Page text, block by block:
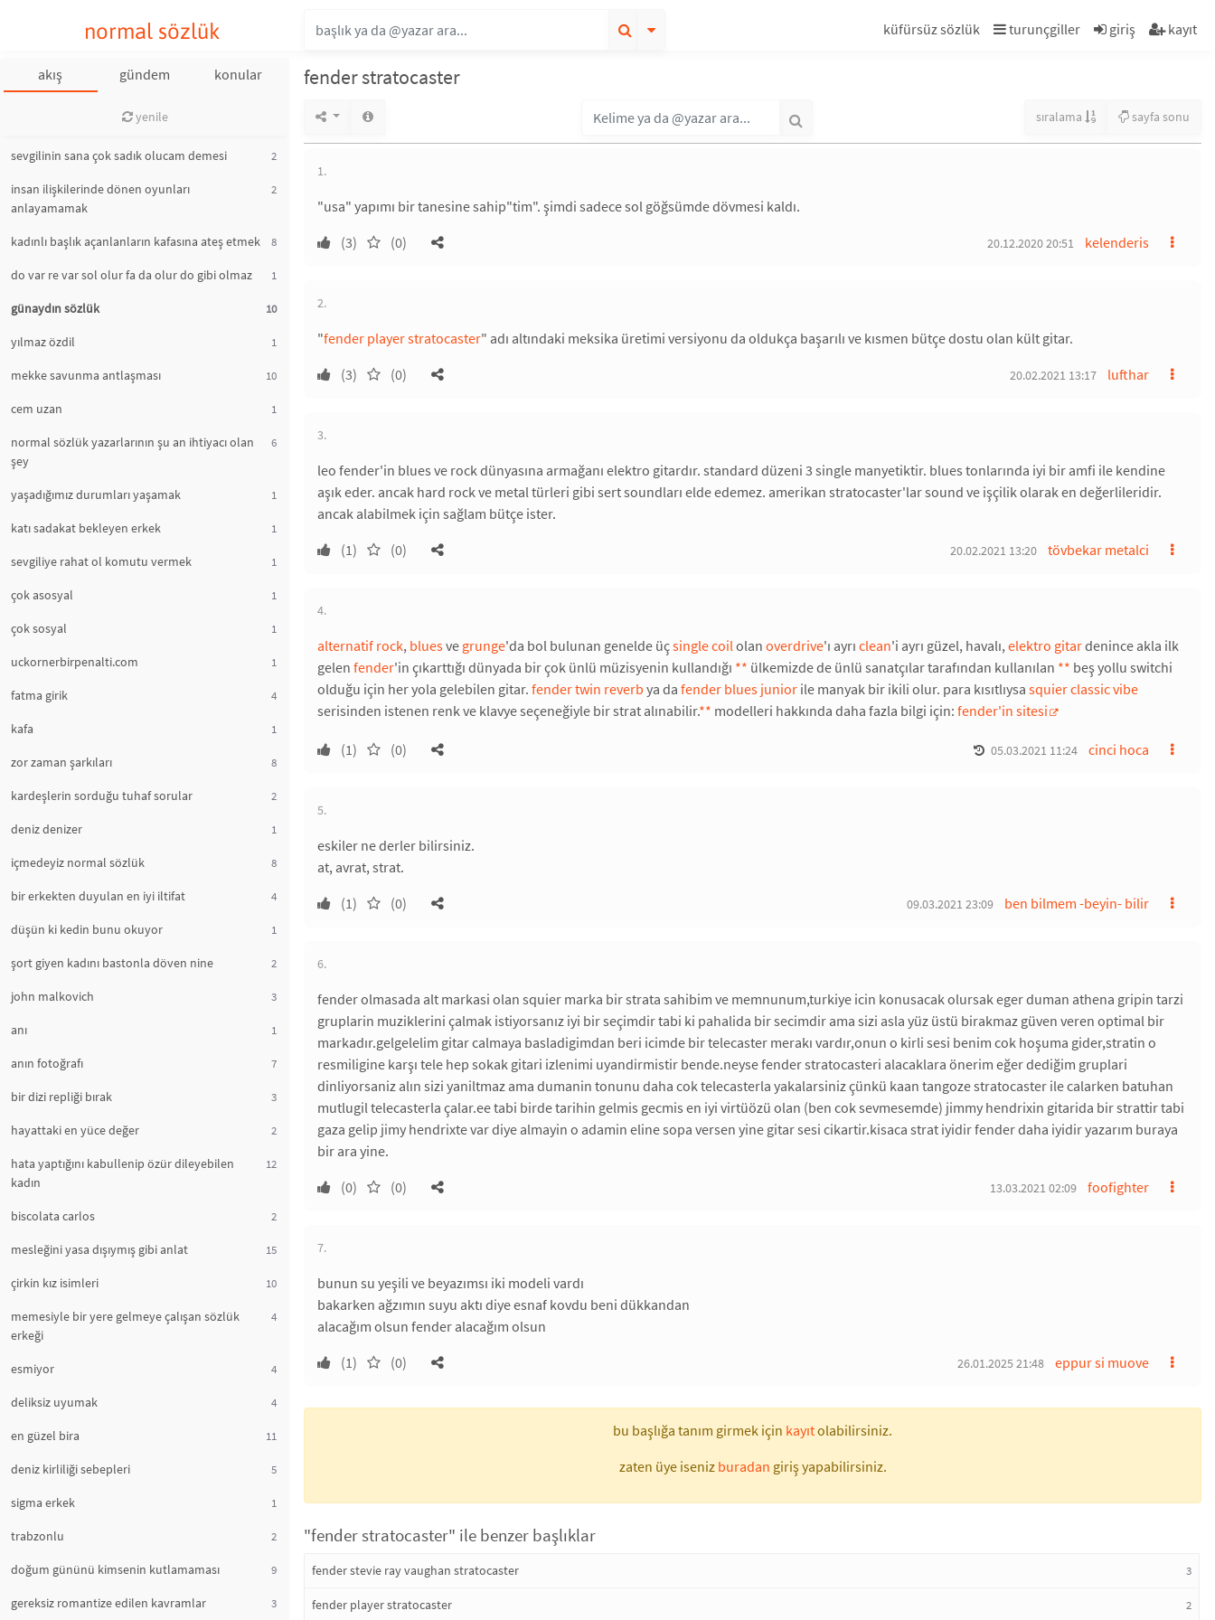
normal sözlük küfürsüz sözlük turunçgiller giriş kayıt
akış gündem konular
yenile
sevgilinin sana çok sadık olucam demesi 2
insan ilişkilerinde dönen oyunları
anlayamamak
2
kadınlı başlık açanlanların kafasına ateş etmek 8
do var re var sol olur fa da olur do gibi olmaz 1
günaydın sözlük 10
yılmaz özdil 1
mekke savunma antlaşması 10
cem uzan 1
normal sözlük yazarlarının şu an ihtiyacı olan
şey
6
yaşadığımız durumları yaşamak 1
katı sadakat bekleyen erkek 1
sevgiliye rahat ol komutu vermek 1
çok asosyal 1
çok sosyal 1
uckornerbirpenalti.com 1
fatma girik 4
kafa 1
zor zaman şarkıları 8
kardeşlerin sorduğu tuhaf sorular 2
deniz denizer 1
içmedeyiz normal sözlük 8
bir erkekten duyulan en iyi iltifat 4
düşün ki kedin bunu okuyor 1
şort giyen kadını bastonla döven nine 2
john malkovich 3
anı 1
anın fotoğrafı 7
bir dizi repliği bırak 3
hayattaki en yüce değer 2
hata yaptığını kabullenip özür dileyebilen
kadın
12
biscolata carlos 2
mesleğini yasa dışıymış gibi anlat 15
çirkin kız isimleri 10
memesiyle bir yere gelmeye çalışan sözlük
erkeği
4
esmiyor 4
deliksiz uyumak 4
en güzel bira 11
deniz kirliliği sebepleri 5
sigma erkek 1
trabzonlu 2
doğum gününü kimsenin kutlamaması 9
gereksiz romantize edilen kavramlar 3
fender stratocaster
sıralama sayfa sonu
1.
"usa" yapımı bir tanesine sahip"tim". şimdi sadece sol göğsümde dövmesi kaldı.
(3)
(0) kelenderis
20.12.2020 20:51
2.
"fender player stratocaster" adı altındaki meksika üretimi versiyonu da oldukça başarılı ve kısmen bütçe dostu olan kült gitar.
(3)
(0) lufthar
20.02.2021 13:17
3.
leo fender'in blues ve rock dünyasına armağanı elektro gitardır. standard düzeni 3 single manyetiktir. blues tonlarında iyi bir amfi ile kendine
aşık eder. ancak hard rock ve metal türleri gibi sert soundları elde edemez. amerikan stratocaster'lar sound ve işçilik olarak en değerlileridir.
ancak alabilmek için sağlam bütçe ister.
(1)
(0) tövbekar metalci
20.02.2021 13:20
4.
alternatif rock, bluesve grunge'da bol bulunan genelde üçsingle coilolan overdrive'ı ayrı clean'i ayrı güzel, havalı,elektro gitardenince akla ilk
gelen fender'in çıkarttığı dünyada bir çok ünlü müzisyenin kullandığı ** ülkemizde de ünlü sanatçılar tarafından kullanılan ** beş yollu switchi
olduğu için her yola gelebilen gitar. fender twin reverb ya da fender blues junior ile manyak bir ikili olur. para kısıtlıysa squier classic vibe
serisinden istenen renk ve klavye seçeneğiyle bir strat alınabilir.** modelleri hakkında daha fazla bilgi için: fender'in sitesi
(1) (0) cinci hoca
05.03.2021 11:24
5.
eskiler ne derler bilirsiniz.
at, avrat, strat.
(1)
(0) ben bilmem -beyin- bilir
09.03.2021 23:09
6.
fender olmasada alt markasi olan squier marka bir strata sahibim ve memnunum,turkiye icin konusacak olursak eger duman athena gripin tarzi
gruplarin muziklerini çalmak istiyorsanız iyi bir seçimdir tabi ki pahalida bir secimdir ama sizi asla yüz üstü birakmaz güven veren optimal bir
markadır.gelgelelim gitar calmaya basladigimdan beri icimde bir telecaster merakı vardır,onun o kirli sesi benim cok hoşuma gider,stratin o
resmiligine karşı tele hep sokak gitari izlenimi uyandirmistir bende.neyse fender stratocasteri alacaklara önerim eğer dediğim gruplari
dinliyorsaniz alın sizi yaniltmaz ama dumanin tonunu daha cok telecasterla yakalarsiniz çünkü kaan tangoze stratocaster ile calarken batuhan
mutlugil telecasterla çalar.ee tabi birde tarihin gelmis gecmis en iyi virtüözü olan (ben cok sevmesemde) jimmy hendrixin gitarida bir strattir tabi
gaza gelip jimy hendrixte var diye almayin o adamin eline sopa versen yine gitar sesi cikartir.kisaca strat iyidir fender daha iyidir yazarım buraya
bir ara yine.
(0)
(0) foofighter
13.03.2021 02:09
7.
bunun su yeşili ve beyazımsı iki modeli vardı
bakarken ağzımın suyu aktı diye esnaf kovdu beni dükkandan
alacağım olsun fender alacağım olsun
(1)
(0) eppur si muove
26.01.2025 21:48
bu başlığa tanım girmek için kayıtolabilirsiniz.
zaten üye iseniz buradan giriş yapabilirsiniz.
"fender stratocaster" ile benzer başlıklar
fender stevie ray vaughan stratocaster 3
fender player stratocaster 2